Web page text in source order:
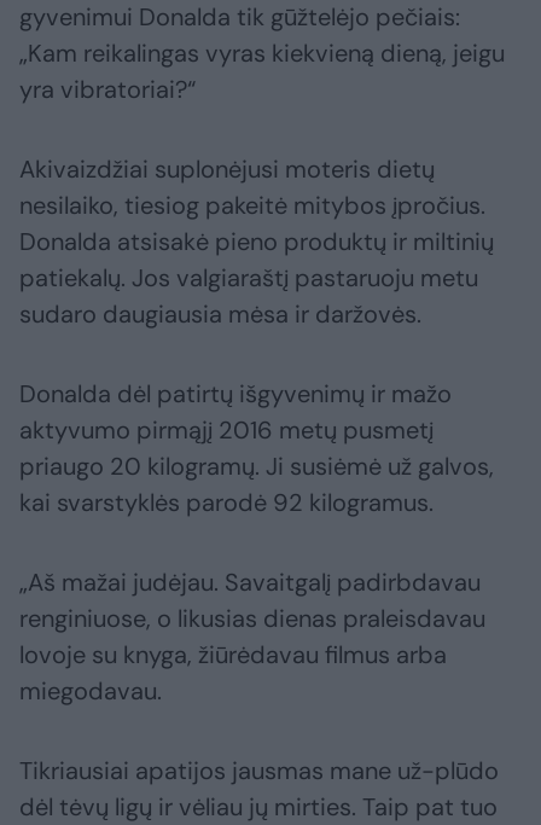
gyvenimui Donalda tik gūžtelėjo pečiais:
„Kam reikalingas vyras kiekvieną dieną, jeigu
yra vibratoriai?“
Akivaizdžiai suplonėjusi moteris dietų
nesilaiko, tiesiog pakeitė mitybos įpročius.
Donalda atsisakė pieno produktų ir miltinių
patiekalų. Jos valgiaraštį pastaruoju metu
sudaro daugiausia mėsa ir daržovės.
Donalda dėl patirtų išgyvenimų ir mažo
aktyvumo pirmąjį 2016 metų pusmetį
priaugo 20 kilogramų. Ji susiėmė už galvos,
kai svarstyklės parodė 92 kilogramus.
„Aš mažai judėjau. Savaitgalį padirbdavau
renginiuose, o likusias dienas praleisdavau
lovoje su knyga, žiūrėdavau filmus arba
miegodavau.
Tikriausiai apatijos jausmas mane už-plūdo
dėl tėvų ligų ir vėliau jų mirties. Taip pat tuo